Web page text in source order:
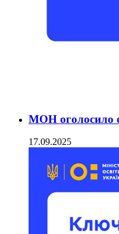
МОН оголосило
17.09.2025